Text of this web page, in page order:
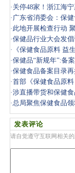
· 关停48家！浙江海
· 广东省消委会：保
· 此地开展检查行动
·保健品行业大会发
·
《保健食品原料 益
·保健品“新规年”:备
·保健食品备案目录
·首部《保健食品原
·涉直播带货和保健
·总局聚焦保健食品
发表评论
请自觉遵守互联网相关